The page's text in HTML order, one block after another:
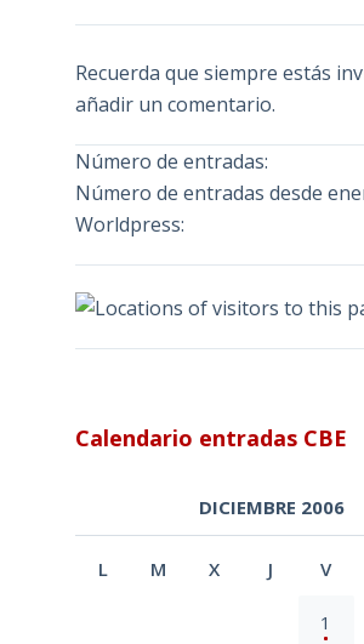
Recuerda que siempre estás
añadir un comentario.
Número de entradas:
Número de entradas desde
Worldpress:
Calendario entradas CBE
DICIEMBRE 2006
L M X J V
1